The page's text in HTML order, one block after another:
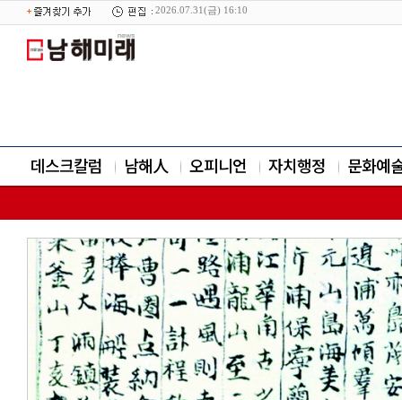
2026.07.31(금) 16:10
데스크칼럼 남해人 오피니언 자치행정 문화예